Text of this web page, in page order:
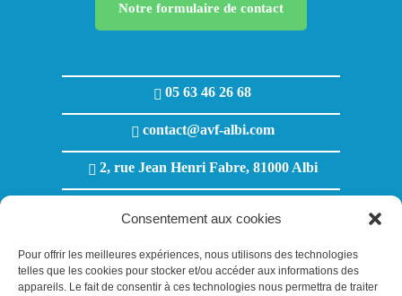
Consentement aux cookies
Pour offrir les meilleures expériences, nous utilisons des technologies
telles que les cookies pour stocker et/ou accéder aux informations des
appareils. Le fait de consentir à ces technologies nous permettra de traiter
Notre formulaire de contact
05 63 46 26 68
contact@avf-albi.com
2, rue Jean Henri Fabre, 81000 Albi
Vendredi : 8h00 - 12h00 / 13h30 - 17h00